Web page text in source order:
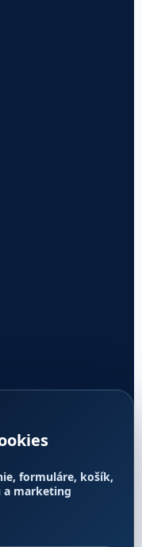
formuláre, košík,
a marketing